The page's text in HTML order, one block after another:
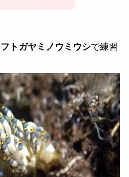
フトガヤミノウミウシで練習